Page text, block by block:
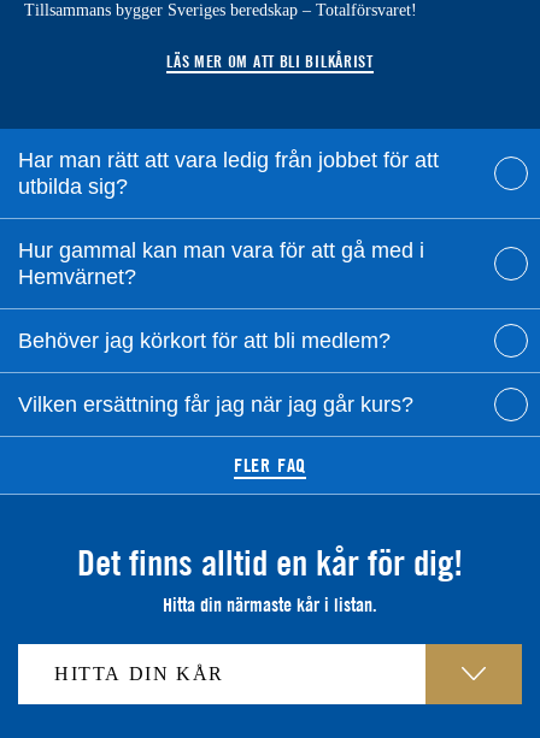
Tillsammans bygger Sveriges beredskap – Totalförsvaret!
LÄS MER OM ATT BLI BILKÅRIST
Har man rätt att vara ledig från jobbet för att
utbilda sig?
Hur gammal kan man vara för att gå med i
Hemvärnet?
Behöver jag körkort för att bli medlem?
Vilken ersättning får jag när jag går kurs?
FLER FAQ
Det finns alltid en kår för dig!
Hitta din närmaste kår i listan.